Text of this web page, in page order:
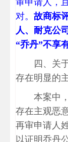
审申请人，
对。 故商标
人、耐克公
“乔丹”不享
四、关
存在明显的
本案中
存在主观恶
再审申请人
以证明乔丹